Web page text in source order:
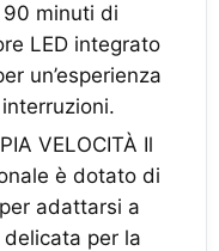
minuti di
LED integrato
un’esperienza
VELOCITÀ Il
è dotato di
adattarsi a
per la